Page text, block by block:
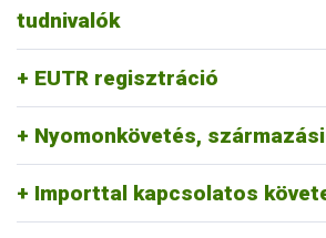
tudnivalók
EUTR regisztráció
Nyomonkövetés,
Importtal kapcsolatos
kérelemmel?
Erre a vonatkozó jogszabályi
lehetőség.